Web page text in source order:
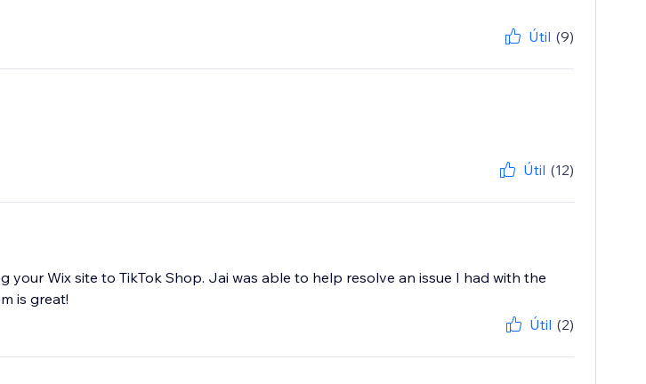
Útil (9)
Útil (12)
your Wix site to TikTok Shop. Jai was able to help resolve an issue I had with the
is great!
Útil (2)